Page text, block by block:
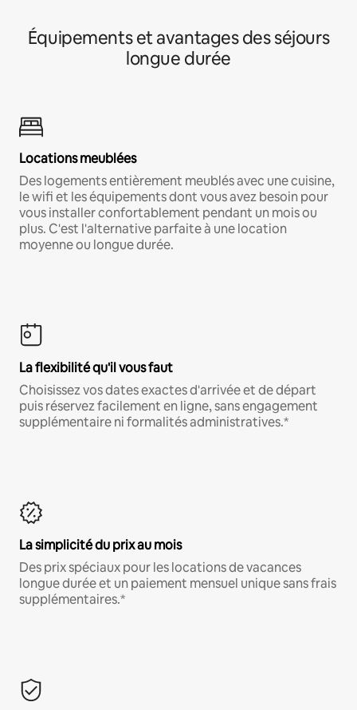
Équipements et avantages des séjours
longue durée
Locations meublées
Des logements entièrement meublés avec une cuisine,
le wifi et les équipements dont vous avez besoin pour
vous installer confortablement pendant un mois ou
plus. C'est l'alternative parfaite à une location
moyenne ou longue durée.
La flexibilité qu'il vous faut
Choisissez vos dates exactes d'arrivée et de départ
puis réservez facilement en ligne, sans engagement
supplémentaire ni formalités administratives.*
La simplicité du prix au mois
Des prix spéciaux pour les locations de vacances
longue durée et un paiement mensuel unique sans frais
supplémentaires.*